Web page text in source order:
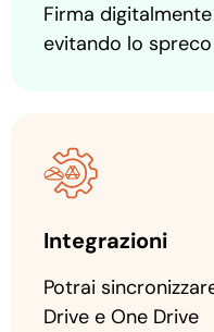
Firma
evitando lo
Integrazioni
Potrai
Drive e One Drive